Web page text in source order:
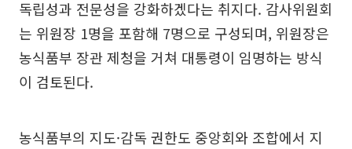
독립성과 전문성을 강화하겠다는 취지다. 감사위원회
는 위원장 1명을 포함해 7명으로 구성되며, 위원장은
농식품부 장관 제청을 거쳐 대통령이 임명하는 방식
이 검토된다.
농식품부의 지도·감독 권한도 중앙회와 조합에서 지